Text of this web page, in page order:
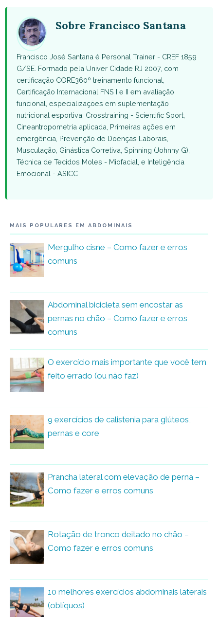
Sobre Francisco Santana
Francisco José Santana é Personal Trainer - CREF 1859
G/SE. Formado pela Univer Cidade RJ 2007, com
certificação CORE360º treinamento funcional,
Certificação Internacional FNS I e II em avaliação
funcional, especializações em suplementação
nutricional esportiva, Crosstraining - Scientific Sport,
Cineantropometria aplicada, Primeiras ações em
emergência, Prevenção de Doenças Laborais,
Musculação, Ginástica Corretiva, Spinning (Johnny G),
Técnica de Tecidos Moles - Miofacial, e Inteligência
Emocional - ASICC
MAIS POPULARES EM ABDOMINAIS
Mergulho cisne – Como fazer e erros
comuns
Abdominal bicicleta sem encostar as
pernas no chão – Como fazer e erros
comuns
O exercício mais importante que você tem
feito errado (ou não faz)
9 exercícios de calistenia para glúteos,
pernas e core
Prancha lateral com elevação de perna –
Como fazer e erros comuns
Rotação de tronco deitado no chão –
Como fazer e erros comuns
10 melhores exercícios abdominais laterais
(oblíquos)